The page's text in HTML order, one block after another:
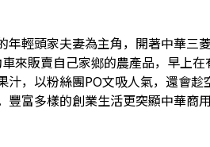
輕頭家夫妻為主角，開著中華三
來販賣自己家鄉的農產品，早上
，以粉絲團PO文吸人氣，還會趁
富多樣的創業生活更突顯中華商